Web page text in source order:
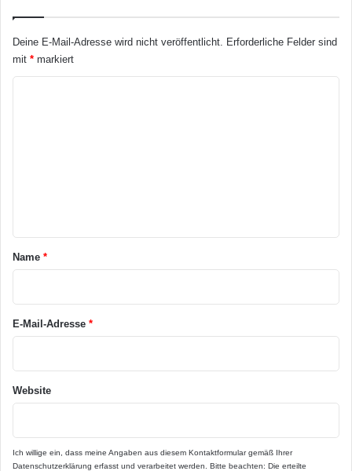
Deine E-Mail-Adresse wird nicht veröffentlicht. Erforderliche Felder sind
mit * markiert
a
*
Name *
E-Mail-Adresse *
Website
Ich willige ein, dass meine Angaben aus diesem Kontaktformular gemäß Ihrer
Datenschutzerklärung erfasst und verarbeitet werden. Bitte beachten: Die erteilte